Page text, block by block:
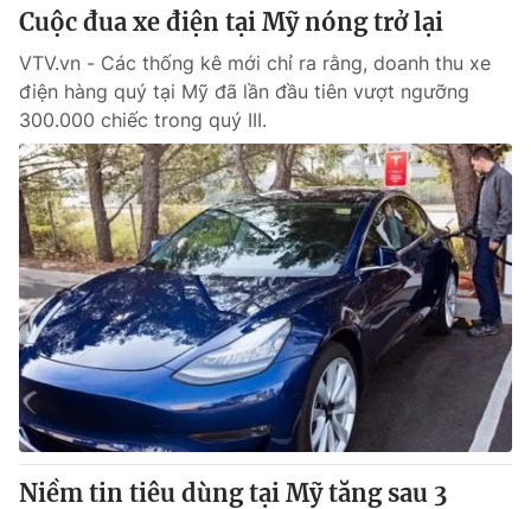
Cuộc đua xe điện tại Mỹ nóng trở lại
VTV.vn - Các thống kê mới chỉ ra rằng, doanh thu xe
điện hàng quý tại Mỹ đã lần đầu tiên vượt ngưỡng
300.000 chiếc trong quý III.
Niềm tin tiêu dùng tại Mỹ tăng sau 3